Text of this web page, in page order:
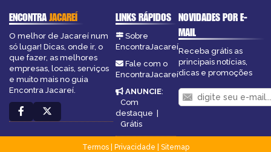
ENCONTRAJACAREÍ
O melhor de Jacareí num
só lugar! Dicas, onde ir, o
que fazer, as melhores
empresas, locais, serviços
e muito mais no guia
Encontra Jacareí.
LINKS RÁPIDOS
Sobre
EncontraJacareí
Fale com o
EncontraJacareí
ANUNCIE:
Com
destaque |
Grátis
NOVIDADES POR E-
MAIL
Receba grátis as
principais notícias,
dicas e promoções
Termos| Privacidade
Sitemap